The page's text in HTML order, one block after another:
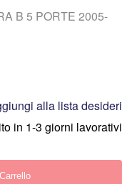
B 5 PORTE 2005-
alla lista desideri
in 1-3 giorni lavorativi